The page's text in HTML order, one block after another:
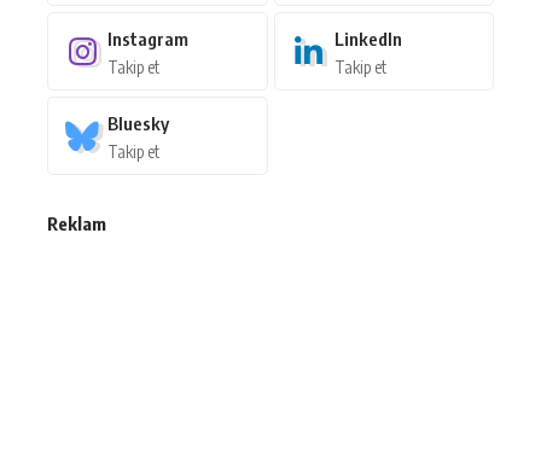
Instagram
Takip et
LinkedIn
Takip et
Bluesky
Takip et
Reklam